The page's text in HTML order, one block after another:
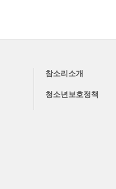
참소리소개
청소년보호정책